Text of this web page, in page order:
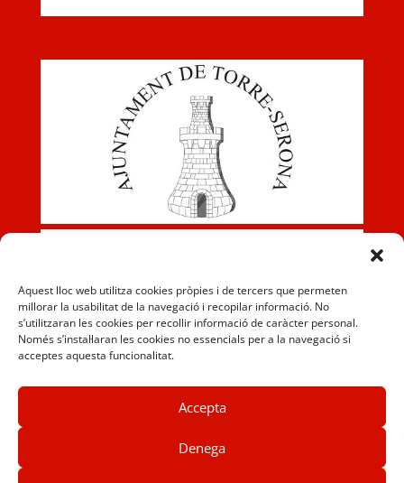
Aquest lloc web utilitza cookies pròpies i de tercers que permeten
millorar la usabilitat de la navegació i recopilar informació. No
s’utilitzaran les cookies per recollir informació de caràcter personal.
Només s’instal·laran les cookies no essencials per a la navegació si
acceptes aquesta funcionalitat.
Accepta
Denega